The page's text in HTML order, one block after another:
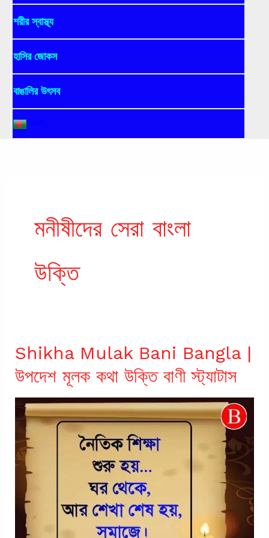
শরীর স্বাস্থ্য
হাসির জোকস
বাঙালির উৎসব
মনীষীদের সেরা বাংলা
উক্তি
Shikha Mulak Bani Bangla |
উপদেশ মূলক কথা উক্তি বাণী স্ট্যাটাস